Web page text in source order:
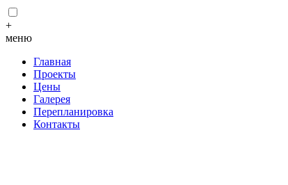
+
меню
Главная
Проекты
Цены
Галерея
Перепланировка
Контакты